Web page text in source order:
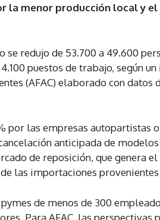
la menor producción local y
redujo de 53.700 a 49.600
puestos de trabajo, según
(AFAC) elaborado con datos
por las empresas autopartistas
anticipada de
de reposición, que genera el
las importaciones provenientes
de menos de 300
Para AFAC, las perspectivas